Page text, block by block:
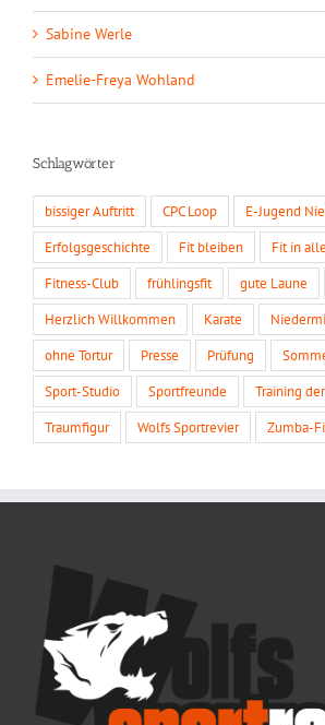
Sabine Werle
Emelie-Freya Wohland
Schlagwörter
bissiger Auftritt CPC Loop E-Jugend
Erfolgsgeschichte Fit bleiben Fit in
Fitness-Club frühlingsfit gute Laune
Herzlich Willkommen Karate
ohne Tortur Presse Prüfung
Sport-Studio Sportfreunde Training
Traumfigur Wolfs Sportrevier Zumba-